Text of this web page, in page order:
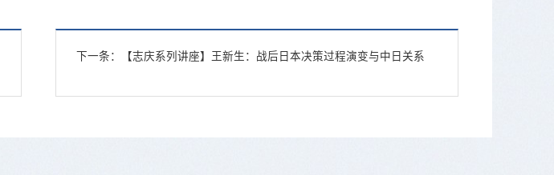
下一条： 【志庆系列讲座】王新生：战后日本决策过程演变与中日关系